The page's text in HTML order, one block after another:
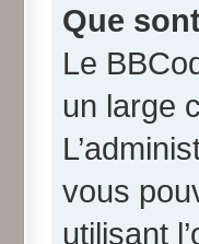
Que
Le
un large
vous
utilisant